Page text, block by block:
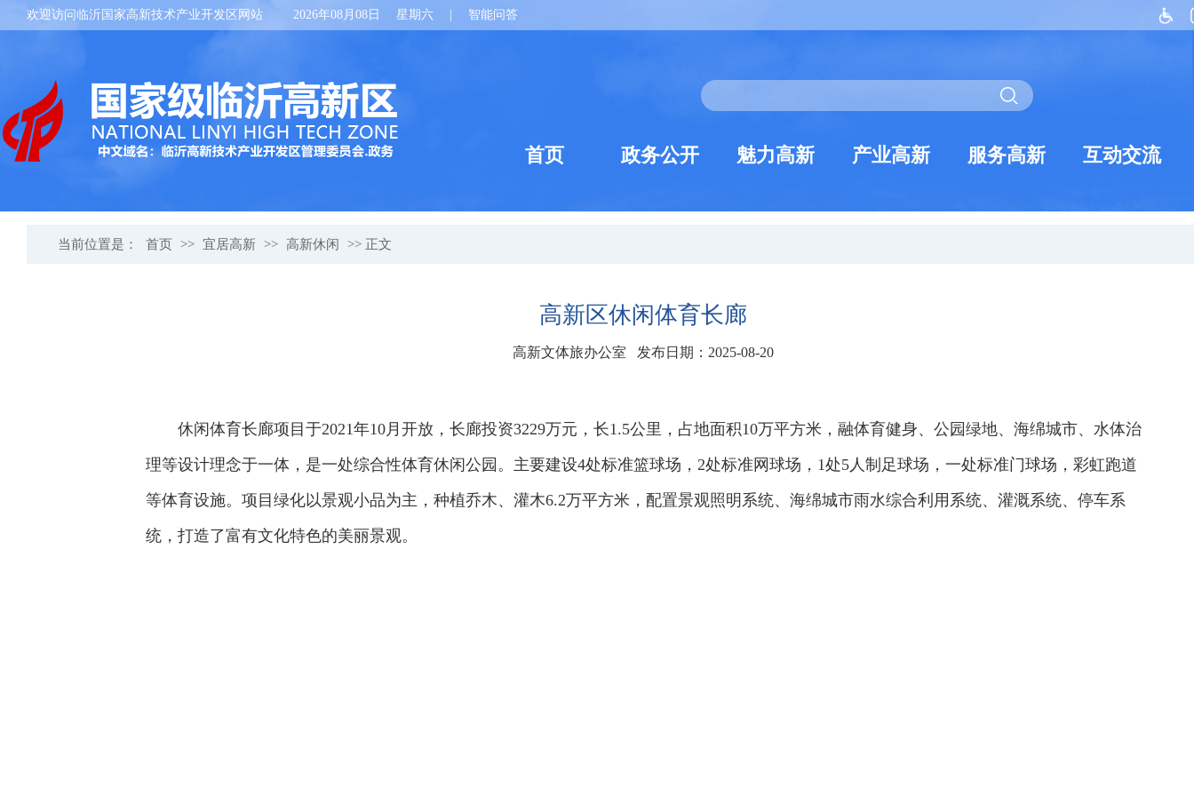
欢迎访问临沂国家高新技术产业开发区网站 2026年08月08日 星期六 智能问答
首页 政务公开 魅力高新 产业高新 服务高新 互动交流
当前位置是： 首页 >> 宜居高新 >> 高新休闲 >> 正文
高新区休闲体育长廊
高新文体旅办公室 发布日期：2025-08-20
休闲体育长廊项目于2021年10月开放，长廊投资3229万元，长1.5公里，占地面积10万平方米，融体育健身、公园绿地、海绵城市、水体治
理等设计理念于一体，是一处综合性体育休闲公园。主要建设4处标准篮球场，2处标准网球场，1处5人制足球场，一处标准门球场，彩虹跑道
等体育设施。项目绿化以景观小品为主，种植乔木、灌木6.2万平方米，配置景观照明系统、海绵城市雨水综合利用系统、灌溉系统、停车系
统，打造了富有文化特色的美丽景观。